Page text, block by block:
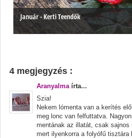
Január - Kerti Teendők
4 megjegyzés :
Aranyalma írta...
Szia!
Nekem lómenta van a kerítés
meg lonc van felfuttatva.
mentának az illatát, csak sajnos
mert ilyenkorra a folyófű tisztára